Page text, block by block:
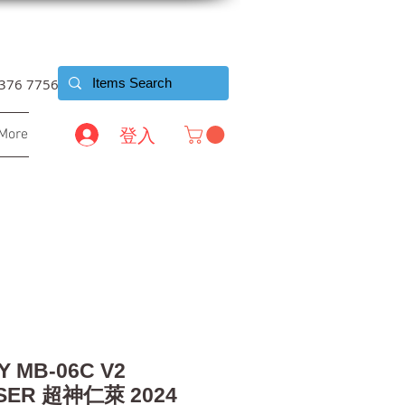
7756
登入
MB-06C V2
超神仁萊 2024